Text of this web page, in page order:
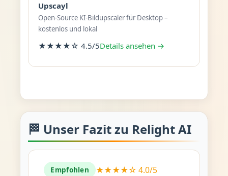
Upscayl
Open-Source KI-Bildupscaler für Desktop –
kostenlos und lokal
★★★★☆ 4.5/5Details ansehen →
🏁 Unser Fazit zu Relight AI
Empfohlen ★★★★☆ 4.0/5